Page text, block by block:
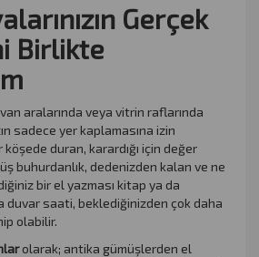
Gerçek
Birlikte
aralarında veya vitrin raflarında
sadece yer kaplamasına izin
duran, karardığı için değer
buhurdanlık, dedenizden kalan ve ne
bir el yazması kitap ya da
duvar saati, beklediğinizden çok daha
olabilir.
olarak; antika gümüşlerden el